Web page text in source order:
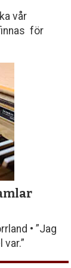
vår
för
• ”Jag